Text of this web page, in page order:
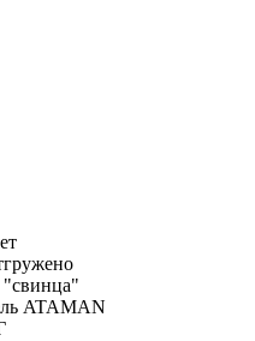
"свинца"
ATAMAN